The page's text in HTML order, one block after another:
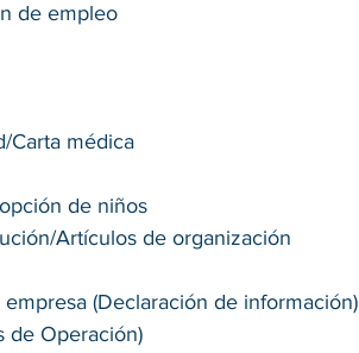
de empleo
Carta médica
de niños
Artículos de organización
(Declaración de información)
de Operación)